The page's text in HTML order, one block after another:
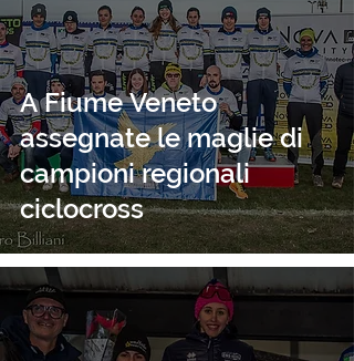
A Fiume Veneto
assegnate le maglie di
campioni regionali
ciclocross